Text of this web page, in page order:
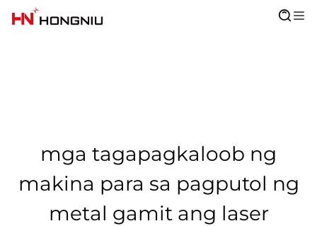
mga tagapagkaloob ng
makina para sa pagputol ng
metal gamit ang laser